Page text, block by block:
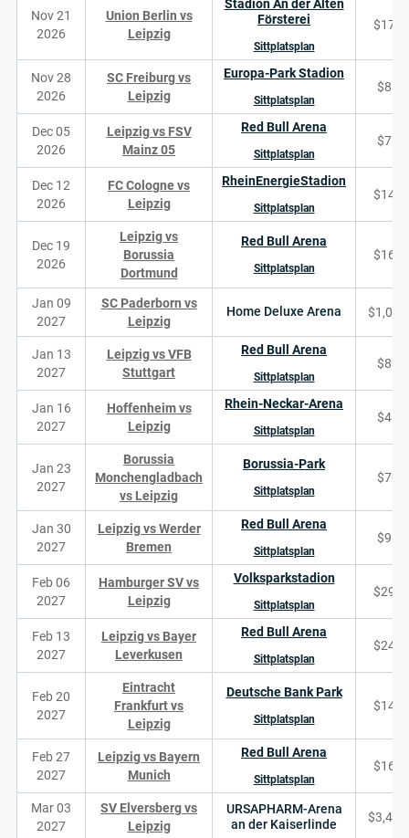
Nov 21
2026
Union Berlin vs
Leipzig
Stadion An der Alten
Försterei
Sittplatsplan
$171
Nov 28
2026
SC Freiburg vs
Leipzig
Europa-Park Stadion
Sittplatsplan
$88
Dec 05
2026
Leipzig vs FSV
Mainz 05
Red Bull Arena
Sittplatsplan
$71
Dec 12
2026
FC Cologne vs
Leipzig
RheinEnergieStadion
Sittplatsplan
$144
Dec 19
2026
Leipzig vs
Borussia
Dortmund
Red Bull Arena
Sittplatsplan
$165
Jan 09
2027
SC Paderborn vs
Leipzig
Home Deluxe Arena $1,038
Jan 13
2027
Leipzig vs VFB
Stuttgart
Red Bull Arena
Sittplatsplan
$83
Jan 16
2027
Hoffenheim vs
Leipzig
Rhein-Neckar-Arena
Sittplatsplan
$41
Jan 23
2027
Borussia
Monchengladbach
vs Leipzig
Borussia-Park
Sittplatsplan
$70
Jan 30
2027
Leipzig vs Werder
Bremen
Red Bull Arena
Sittplatsplan
$98
Feb 06
2027
Hamburger SV vs
Leipzig
Volksparkstadion
Sittplatsplan
$296
Feb 13
2027
Leipzig vs Bayer
Leverkusen
Red Bull Arena
Sittplatsplan
$241
Feb 20
2027
Eintracht
Frankfurt vs
Leipzig
Deutsche Bank Park
Sittplatsplan
$141
Feb 27
2027
Leipzig vs Bayern
Munich
Red Bull Arena
Sittplatsplan
$165
Mar 03
2027
SV Elversberg vs
Leipzig
URSAPHARM-Arena
an der Kaiserlinde
$3,467